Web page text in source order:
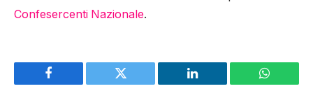
Confesercenti Nazionale.
Facebook Twitter LinkedIn